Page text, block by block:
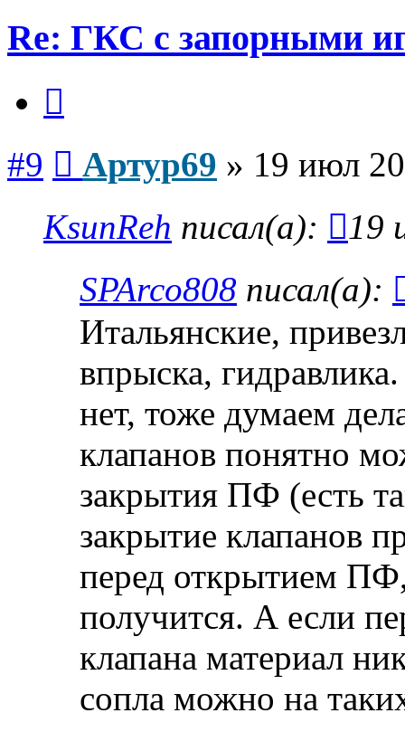
Re: ГКС с запорными
#9 Артур69 » 19 июл
KsunReh писал(а):
19
SPArco808 писал(а):
Итальянские,
впрыска,
нет, тоже думаем
клапанов понятно
закрытия ПФ (есть
закрытие клапанов
перед открытием ПФ,
получится. А если
клапана материал
сопла можно на